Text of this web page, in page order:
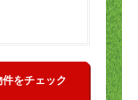
件をチェック